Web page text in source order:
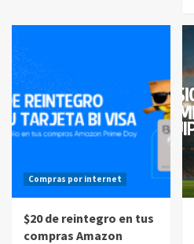
Compras por internet
$20 de reintegro en tus
compras Amazon